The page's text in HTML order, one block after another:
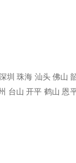
珠海 汕头 佛山
台山 开平 鹤山 恩